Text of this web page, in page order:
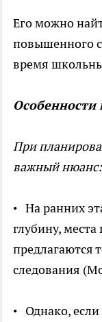
Его можно
повышенного
время
Особенности
При
важный нюанс:
• На ранних
глубину,
предлагаются
следования
• Однако,